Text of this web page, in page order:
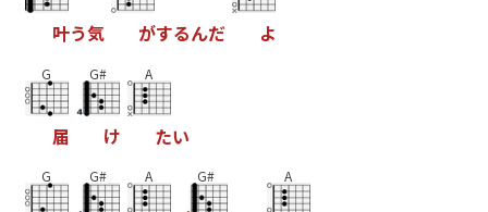
叶う気 がするんだ よ
G
届
G#
け
A
たい
G G# A G# A